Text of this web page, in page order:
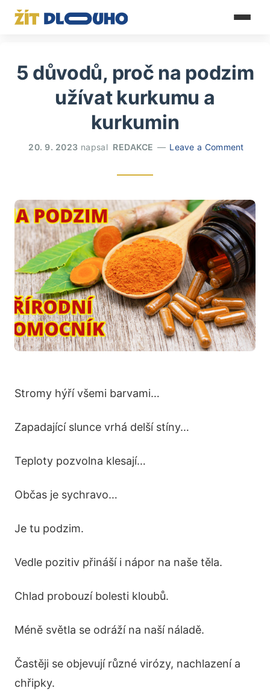
5 důvodů, proč na podzim
užívat kurkumu a
kurkumin
20. 9. 2023 napsal REDAKCE Leave a Comment
Stromy hýří všemi barvami…
Zapadající slunce vrhá delší stíny…
Teploty pozvolna klesají…
Občas je sychravo…
Je tu podzim.
Vedle pozitiv přináší i nápor na naše těla.
Chlad probouzí bolesti kloubů.
Méně světla se odráží na naší náladě.
Častěji se objevují různé virózy, nachlazení a
chřipky.